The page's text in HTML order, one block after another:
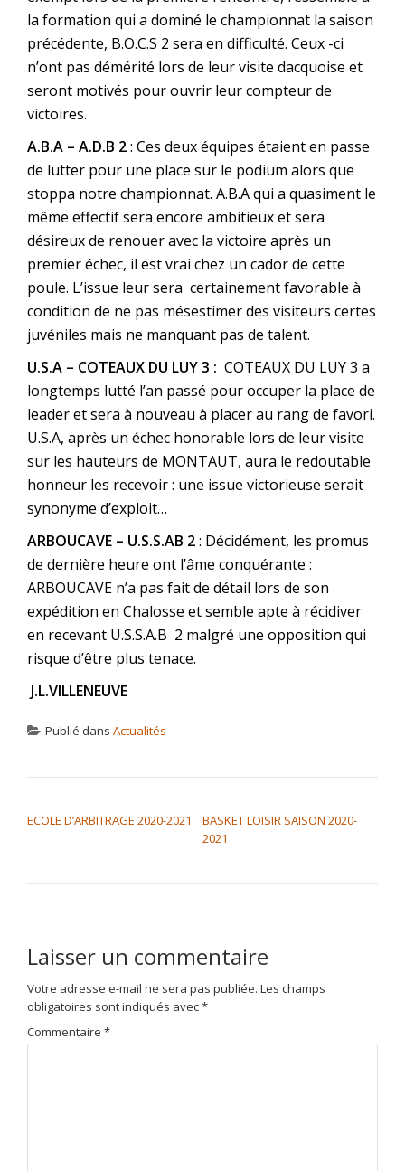
la formation qui a dominé le championnat la saison
précédente, B.O.C.S 2 sera en difficulté. Ceux -ci
n’ont pas démérité lors de leur visite dacquoise et
seront motivés pour ouvrir leur compteur de
victoires.
A.B.A – A.D.B 2: Ces deux équipes étaient en passe
de lutter pour une place sur le podium alors que
stoppa notre championnat. A.B.A qui a quasiment le
même effectif sera encore ambitieux et sera
désireux de renouer avec la victoire après un
premier échec, il est vrai chez un cador de cette
poule. L’issue leur sera certainement favorable à
condition de ne pas mésestimer des visiteurs certes
juvéniles mais ne manquant pas de talent.
U.S.A – COTEAUX DU LUY 3 : COTEAUX DU LUY 3 a
longtemps lutté l’an passé pour occuper la place de
leader et sera à nouveau à placer au rang de favori.
U.S.A, après un échec honorable lors de leur visite
sur les hauteurs de MONTAUT, aura le redoutable
honneur les recevoir : une issue victorieuse serait
synonyme d’exploit…
ARBOUCAVE – U.S.S.AB 2: Décidément, les promus
de dernière heure ont l’âme conquérante :
ARBOUCAVE n’a pas fait de détail lors de son
expédition en Chalosse et semble apte à récidiver
en recevant U.S.S.A.B 2 malgré une opposition qui
risque d’être plus tenace.
J.L.VILLENEUVE
Publié dans Actualités
ECOLE D’ARBITRAGE 2020-2021
BASKET LOISIR SAISON 2020-
2021
Laisser un commentaire
Votre adresse e-mail ne sera pas publiée. Les champs
obligatoires sont indiqués avec*
Commentaire *